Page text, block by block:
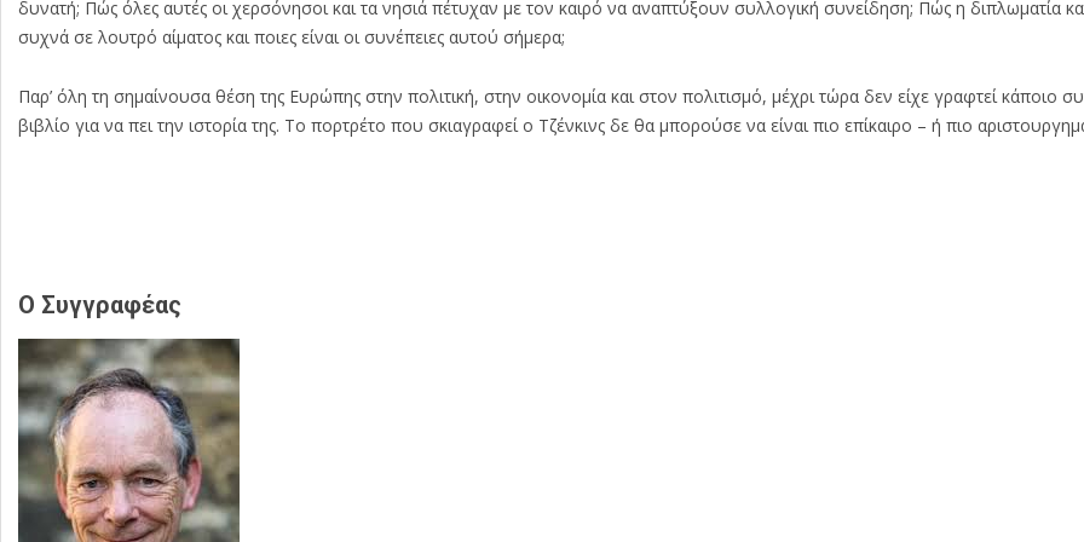
δυνατή; Πώς όλες αυτές οι χερσόνησοι και τα νησιά πέτυχαν με τον καιρό να αναπτύξουν συλλογική συνείδηση; Πώς η διπλωματία
συχνά σε λουτρό αίματος και ποιες είναι οι συνέπειες αυτού σήμερα;
Παρ’ όλη τη σημαίνουσα θέση της Ευρώπης στην πολιτική, στην οικονομία και στον πολιτισμό, μέχρι τώρα δεν είχε γραφτεί κάποιο
βιβλίο για να πει την ιστορία της. Το πορτρέτο που σκιαγραφεί ο Τζένκινς δε θα μπορούσε να είναι πιο επίκαιρο – ή πιο
Ο Συγγραφέας